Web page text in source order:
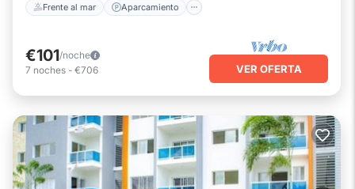
Frente al mar Aparcamiento
€101/noche
7 noches - €706 VER OFERTA